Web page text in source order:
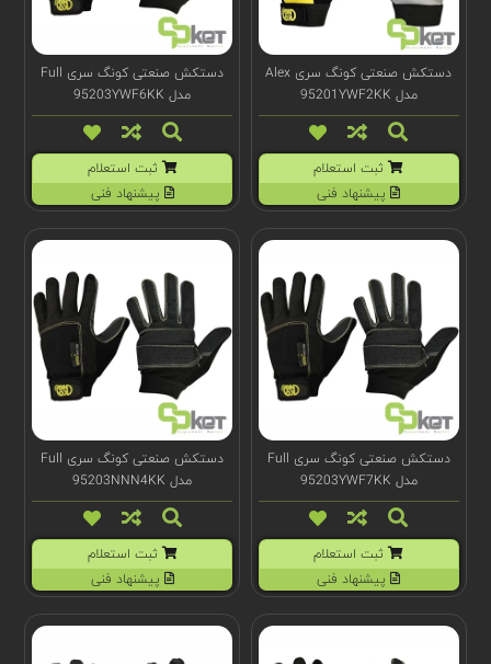
دستکش صنعتی کونگ سری Alex
مدل 95201YWF2KK
ثبت استعلام
پیشنهاد فنی
دستکش صنعتی کونگ سری Full
مدل 95203YWF6KK
ثبت استعلام
پیشنهاد فنی
دستکش صنعتی کونگ سری Full
مدل 95203YWF7KK
ثبت استعلام
پیشنهاد فنی
دستکش صنعتی کونگ سری Full
مدل 95203NNN4KK
ثبت استعلام
پیشنهاد فنی